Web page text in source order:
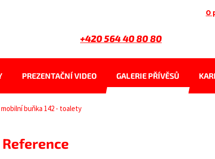
O
+420 564 40 80 80
PREZENTAČNÍ VIDEO GALERIE PŘÍVĚSŮ
mobilní buňka 142 - toalety